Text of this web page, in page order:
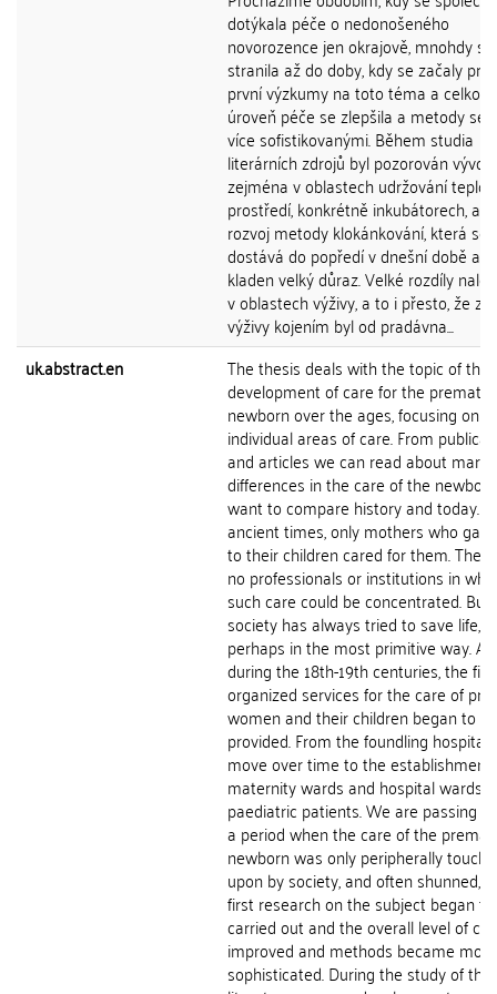
dotýkala péče o nedonošeného
novorozence jen okrajově, mnohdy
stranila až do doby, kdy se začaly
první výzkumy na toto téma a celková
úroveň péče se zlepšila a metody se
více sofistikovanými. Během studia
literárních zdrojů byl pozorován vývoj
zejména v oblastech udržování
prostředí, konkrétně inkubátorech, a
rozvoj metody klokánkování, která se
dostává do popředí v dnešní době a
kladen velký důraz. Velké rozdíly
v oblastech výživy, a to i přesto, že
výživy kojením byl od pradávna...
uk.abstract.en
The thesis deals with the topic of the
development of care for the
newborn over the ages, focusing on
individual areas of care. From
and articles we can read about
differences in the care of the
want to compare history and today. In
ancient times, only mothers who
to their children cared for them.
no professionals or institutions in
such care could be concentrated. But
society has always tried to save life,
perhaps in the most primitive way.
during the 18th-19th centuries, the
organized services for the care of
women and their children began to be
provided. From the foundling
move over time to the establishment
maternity wards and hospital wards
paediatric patients. We are passing
a period when the care of the
newborn was only peripherally
upon by society, and often shunned,
first research on the subject began
carried out and the overall level of
improved and methods became more
sophisticated. During the study of the